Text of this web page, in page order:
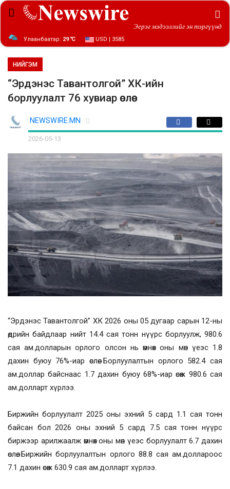
Эерэг мэдээллийг эн тэргүүнд
Улаанбаатар: 29 ℃ USD | 3585
НИЙГЭМ
“Эрдэнэс Тавантолгой” ХК-ийн
борлуулалт 76 хувиар өслөө
NEWSWIRE.MN
2026-05-13
“Эрдэнэс Тавантолгой” ХК 2026 оны 05 дугаар сарын 12-ны
өдрийн байдлаар нийт 14.4 сая тонн нүүрс борлуулж, 980.6
сая ам.долларын орлого олсон нь өмнөх оны мөн үеэс 1.8
дахин буюу 76%-иар өслөө. Борлуулалтын орлого 582.4 сая
ам.доллар байснаас 1.7 дахин буюу 68%-иар өсөж 980.6 сая
ам.долларт хүрлээ.
Биржийн борлуулалт 2025 оны эхний 5 сард 1.1 сая тонн
байсан бол 2026 оны эхний 5 сард 7.5 сая тонн нүүрс
биржээр арилжаалж өмнөх оны мөн үеэс борлуулалт 6.7 дахин
өслөө. Биржийн борлуулалтын орлого 88.8 сая ам.доллароос
7.1 дахин өсөж 630.9 сая ам.долларт хүрлээ.